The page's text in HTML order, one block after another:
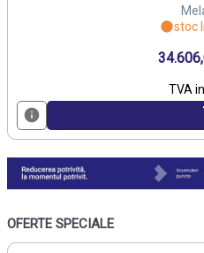
stoc
TVA
OFERTE SPECIALE